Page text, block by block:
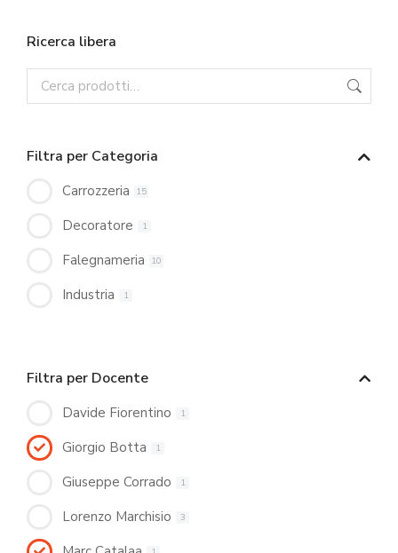
Ricerca libera
Filtra per Categoria
Carrozzeria 15
Decoratore 1
Falegnameria 10
Industria 1
Filtra per Docente
Davide Fiorentino 1
Giorgio Botta 1
Giuseppe Corrado 1
Lorenzo Marchisio 3